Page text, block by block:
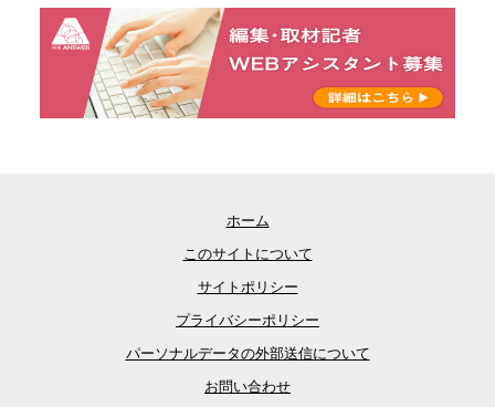
ホーム
このサイトについて
サイトポリシー
プライバシーポリシー
パーソナルデータの外部送信について
お問い合わせ